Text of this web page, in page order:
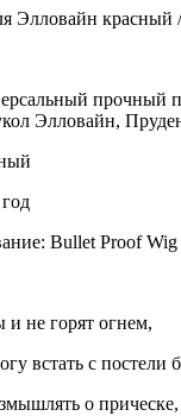
Элловайн красный
прочный
Элловайн,
Bullet Proof Wig
не горят огнем,
встать с постели
о прическе,